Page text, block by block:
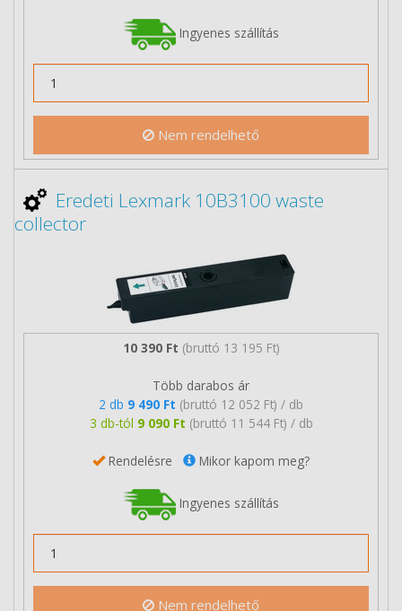
Ingyenes szállítás
Nem rendelhető
Eredeti Lexmark 10B3100 waste
collector
10 390 Ft (bruttó 13 195 Ft)
Több darabos ár
2 db 9 490 Ft (bruttó 12 052 Ft) / db
3 db-tól 9 090 Ft (bruttó 11 544 Ft) / db
Rendelésre Mikor kapom meg?
Ingyenes szállítás
Nem rendelhető